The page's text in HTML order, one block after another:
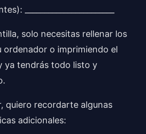
_______________________
solo necesitas rellenar los
ordenador o imprimiendo el
ya tendrás todo listo y
quiero recordarte algunas
adicionales: